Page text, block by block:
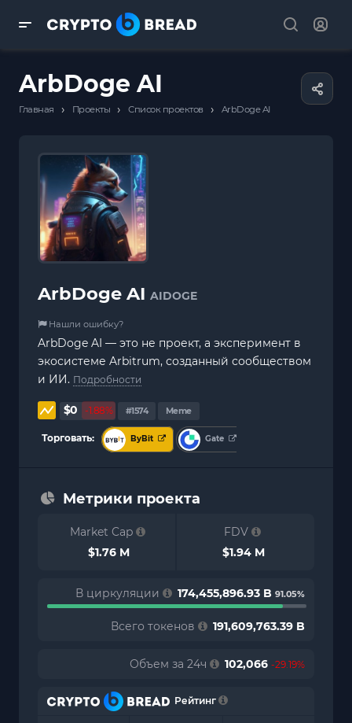
ArbDoge AI
Главная › Проекты › Список проектов › ArbDoge AI
ArbDoge AI AIDOGE
Нашли ошибку?
ArbDoge AI — это не проект, а эксперимент в
экосистеме Arbitrum, созданный сообществом
и ИИ. Подробности
$0 -1.88% #1574 Meme
Торговать: ByBit Gate
Метрики проекта
Market Cap
$1.76 M
FDV
$1.94 M
В циркуляции 174,455,896.93 B 91.05%
Всего токенов 191,609,763.39 B
Объем за 24ч 102,066 -29.19%
Рейтинг